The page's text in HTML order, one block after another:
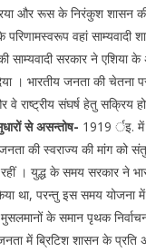
और रूस के निरंकुश शासन
परिणामस्वरूप वहां साम्यवादी
सरकार ने एशिया
। भारतीय जनता की चेतना
वे राष्ट्रीय संघर्ष हेतु सक्रिय
से असन्तोष- 1919 र्इ. में
की स्वराज्य की मांग को
रहीं । युद्ध के समय सरकार ने
था, परन्तु इस समय योजना में
के समान पृथक
में ब्रिटिश शासन के प्रति